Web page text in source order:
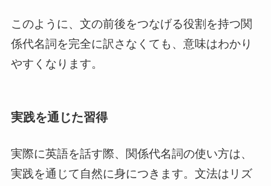
このように、文の前後をつなげる役割を持つ関
係代名詞を完全に訳さなくても、意味はわかり
やすくなります。
実践を通じた習得
実際に英語を話す際、関係代名詞の使い方は、
実践を通じて自然に身につきます。文法はリズ